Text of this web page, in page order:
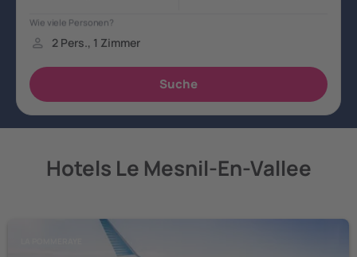
Hotels Le Mesnil-En-Vallee